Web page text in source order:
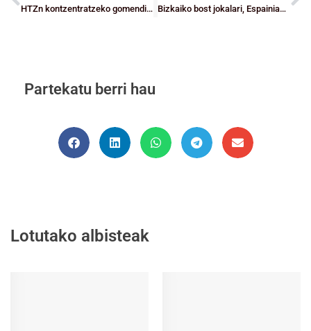
HTZn kontzentratzeko gomendioak, protokoloa eta baimena Bizkaiko bost jokalari, Espainiako aurreselekzioetan
Partekatu berri hau
Lotutako albisteak